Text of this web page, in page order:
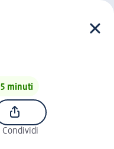
5 minuti
Condividi